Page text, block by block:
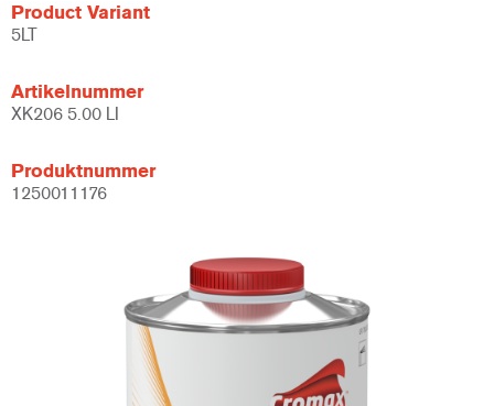
Product Variant
5LT
Artikelnummer
XK206 5.00 LI
Produktnummer
1250011176